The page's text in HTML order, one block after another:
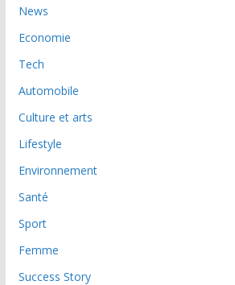
News
Economie
Tech
Automobile
Culture et arts
Lifestyle
Environnement
Santé
Sport
Femme
Success Story